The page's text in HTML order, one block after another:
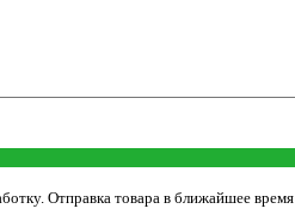
Отправка товара в ближайшее время